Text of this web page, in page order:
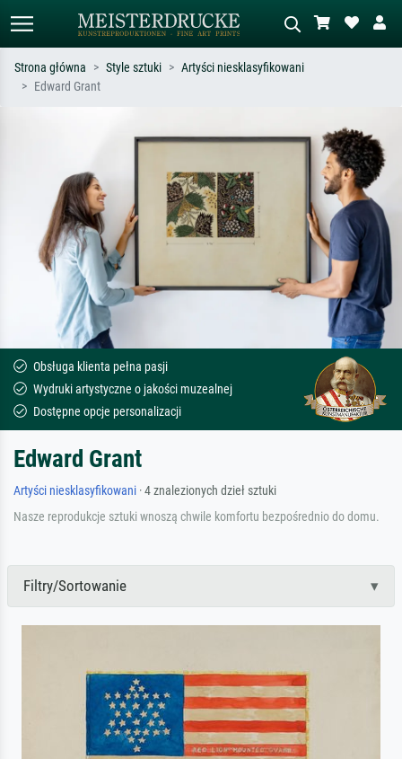
Opisz scenę – np. zielona łąka,
abstrakcja z czerwienią, ciemny olej,
stojący akt obok drzewa.
Strona główna Style sztuki
Artyści niesklasyfikowani
Edward Grant
Obsługa klienta pełna pasji
Wydruki artystyczne o jakości muzealnej
Dostępne opcje personalizacji
Edward Grant
Artyści niesklasyfikowani · 4 znalezionych dzieł sztuki
Nasze reprodukcje sztuki wnoszą chwile komfortu bezpośrednio do domu.
Filtry/Sortowanie